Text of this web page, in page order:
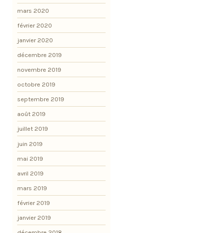
mars 2020
février 2020
janvier 2020
décembre 2019
novembre 2019
octobre 2019
septembre 2019
août 2019
juillet 2019
juin 2019
mai 2019
avril 2019
mars 2019
février 2019
janvier 2019